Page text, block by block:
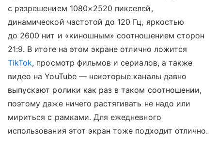
с разрешением 1080×2520 пикселей,
динамической частотой до 120 Гц, яркостью
до 2600 нит и «киношным» соотношением сторон
21:9. В итоге на этом экране отлично ложится
TikTok, просмотр фильмов и сериалов, а также
видео на YouTube — некоторые каналы давно
выпускают ролики как раз в таком соотношении,
поэтому даже ничего растягивать не надо или
мириться с рамками. Для ежедневного
использования этот экран тоже подходит отлично.